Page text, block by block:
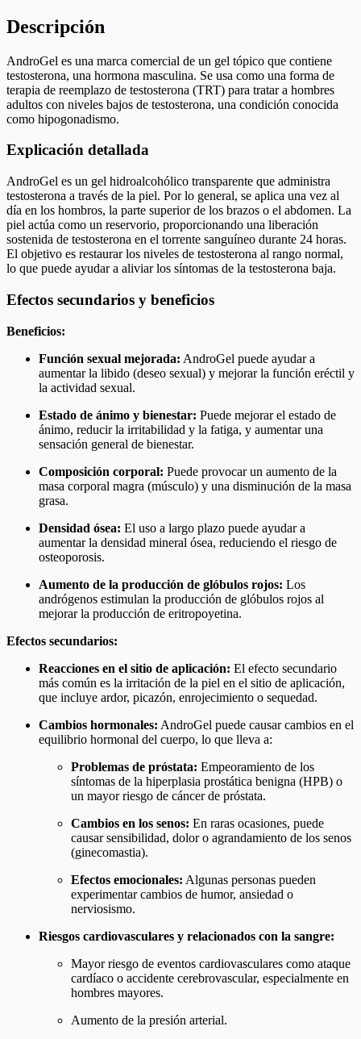
Descripción
AndroGel es una marca comercial de un gel tópico que contiene
testosterona, una hormona masculina. Se usa como una forma de
terapia de reemplazo de testosterona (TRT) para tratar a hombres
adultos con niveles bajos de testosterona, una condición conocida
como hipogonadismo.
Explicación detallada
AndroGel es un gel hidroalcohólico transparente que administra
testosterona a través de la piel. Por lo general, se aplica una vez al
día en los hombros, la parte superior de los brazos o el abdomen. La
piel actúa como un reservorio, proporcionando una liberación
sostenida de testosterona en el torrente sanguíneo durante 24 horas.
El objetivo es restaurar los niveles de testosterona al rango normal,
lo que puede ayudar a aliviar los síntomas de la testosterona baja.
Efectos secundarios y beneficios
Beneficios:
Función sexual mejorada: AndroGel puede ayudar a
aumentar la libido (deseo sexual) y mejorar la función eréctil y
la actividad sexual.
Estado de ánimo y bienestar: Puede mejorar el estado de
ánimo, reducir la irritabilidad y la fatiga, y aumentar una
sensación general de bienestar.
Composición corporal: Puede provocar un aumento de la
masa corporal magra (músculo) y una disminución de la masa
grasa.
Densidad ósea: El uso a largo plazo puede ayudar a
aumentar la densidad mineral ósea, reduciendo el riesgo de
osteoporosis.
Aumento de la producción de glóbulos rojos: Los
andrógenos estimulan la producción de glóbulos rojos al
mejorar la producción de eritropoyetina.
Efectos secundarios:
Reacciones en el sitio de aplicación: El efecto secundario
más común es la irritación de la piel en el sitio de aplicación,
que incluye ardor, picazón, enrojecimiento o sequedad.
Cambios hormonales: AndroGel puede causar cambios en el
equilibrio hormonal del cuerpo, lo que lleva a:
Problemas de próstata: Empeoramiento de los
síntomas de la hiperplasia prostática benigna (HPB) o
un mayor riesgo de cáncer de próstata.
Cambios en los senos: En raras ocasiones, puede
causar sensibilidad, dolor o agrandamiento de los senos
(ginecomastia).
Efectos emocionales: Algunas personas pueden
experimentar cambios de humor, ansiedad o
nerviosismo.
Riesgos cardiovasculares y relacionados con la sangre:
Mayor riesgo de eventos cardiovasculares como ataque
cardíaco o accidente cerebrovascular, especialmente en
hombres mayores.
Aumento de la presión arterial.